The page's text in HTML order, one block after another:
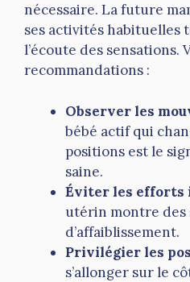
nécessaire. La future
ses activités habituelles
l’écoute des sensations.
recommandations :
Observer les
bébé actif qui
positions est le
saine.
Éviter les efforts
utérin montre des
d’affaiblissement.
Privilégier les
s’allonger sur le